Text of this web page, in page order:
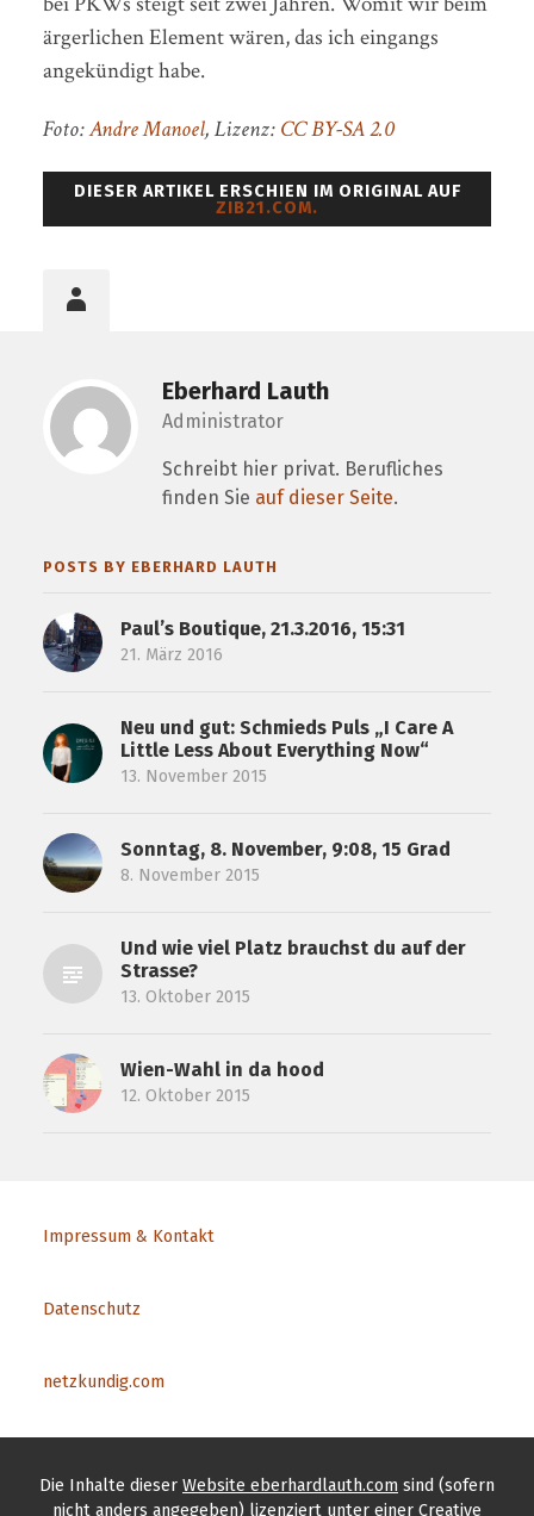
ärgerlichen Element wären, das ich eingangs
angekündigt habe.
Foto:Andre Manoel, Lizenz: CC BY-SA 2.0
DIESER ARTIKEL ERSCHIEN IM ORIGINAL AUF
ZIB21.COM.
Eberhard Lauth
Administrator
Schreibt hier privat. Berufliches
finden Sie auf dieser Seite.
POSTS BY EBERHARD LAUTH
Paul’s Boutique, 21.3.2016, 15:31
21. März 2016
Neu und gut: Schmieds Puls „I Care A
Little Less About Everything Now“
13. November 2015
Sonntag, 8. November, 9:08, 15 Grad
8. November 2015
Und wie viel Platz brauchst du auf der
Strasse?
13. Oktober 2015
Wien-Wahl in da hood
12. Oktober 2015
Impressum & Kontakt
Datenschutz
netzkundig.com
Die Inhalte dieser Website eberhardlauth.com sind (sofern
nicht anders angegeben) lizenziert unter einer Creative